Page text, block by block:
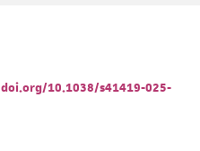
doi.org/10.1038/s41419-025-